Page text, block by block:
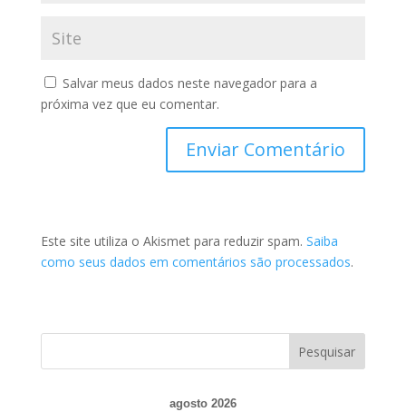
Salvar meus dados neste navegador para a
próxima vez que eu comentar.
Este site utiliza o Akismet para reduzir spam. Saiba
como seus dados em comentários são processados.
agosto 2026